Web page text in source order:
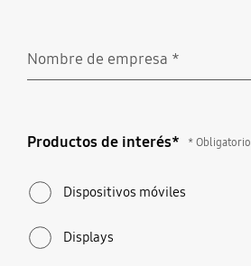
Nombre de empresa *
Productos de interés* * Obligatorio
Dispositivos móviles
Displays